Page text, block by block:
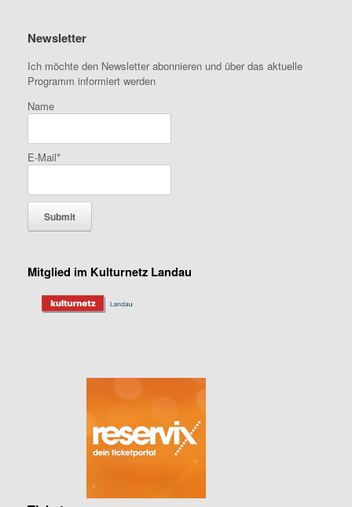
Newsletter
Ich möchte den Newsletter abonnieren und über das aktuelle
Programm informiert werden
Name
E-Mail*
Mitglied im Kulturnetz Landau